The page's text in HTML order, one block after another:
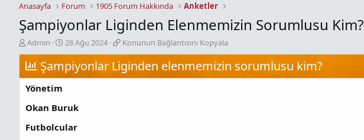
Anasayfa
Forum 1905 Forum Hakkında Anketler
Şampiyonlar Liginden Elenmemizin Sorumlusu Kim?
K
o
n
b
u
y
u
a
Admin
B
a
ş
l
g
ç
28 Ağu 2024
K
o
n
u
Konunun Bağlantısını Kopyala
Şampiyonlar Liginden elenmemizin sorumlusu kim?
Yönetim
Okan Buruk
Futbolcular